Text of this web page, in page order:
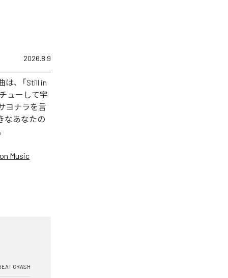
2026.8.9
は、「Still in
チューして宇
サヨナラを言
なあなたの
Music
CRASH